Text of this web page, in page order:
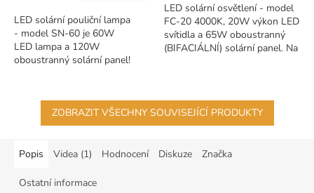
LED solární pouliční lampa
- model SN-60 je 60W
LED lampa a 120W
oboustranný solární panel!
hvězdiček.
LED solární osvětlení - model
FC-20 4000K, 20W výkon LED
svítidla a 65W oboustranný
(BIFACIÁLNÍ) solární panel. Na
ZOBRAZIT VŠECHNY SOUVISEJÍCÍ PRODUKTY
Popis Videa (1) Hodnocení Diskuze Značka
Ostatní informace